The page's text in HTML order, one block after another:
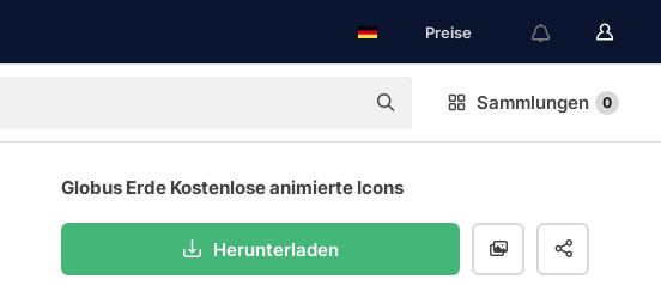
Preise
Sammlungen 0
Globus Erde Kostenlose animierte Icons
Herunterladen